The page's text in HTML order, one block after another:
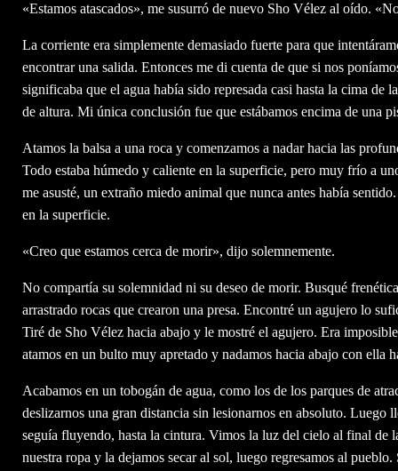
«Estamos atascados», me susurró de nuevo Sho Vélez al oído.
La corriente era simplemente demasiado fuerte para que
encontrar una salida. Entonces me di cuenta de que si nos
significaba que el agua había sido represada casi hasta la cima de
de altura. Mi única conclusión fue que estábamos encima de una
Atamos la balsa a una roca y comenzamos a nadar hacia las
Todo estaba húmedo y caliente en la superficie, pero muy frío a
me asusté, un extraño miedo animal que nunca antes había
en la superficie.
«Creo que estamos cerca de morir», dijo solemnemente.
No compartía su solemnidad ni su deseo de morir. Busqué
arrastrado rocas que crearon una presa. Encontré un agujero lo
Tiré de Sho Vélez hacia abajo y le mostré el agujero. Era
atamos en un bulto muy apretado y nadamos hacia abajo con ella
Acabamos en un tobogán de agua, como los de los parques de
deslizarnos una gran distancia sin lesionarnos en absoluto. Luego
seguía fluyendo, hasta la cintura. Vimos la luz del cielo al final de
nuestra ropa y la dejamos secar al sol, luego regresamos al